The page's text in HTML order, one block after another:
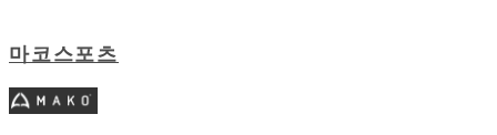
마코스포츠